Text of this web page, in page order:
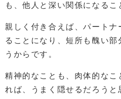
も、他人と深い関係になるこ
親しく付き合えば、パート
ることになり、短所も醜い部
うからです。
精神的なことも、肉体的なこ
れば、うまく隠せるだろうと